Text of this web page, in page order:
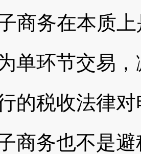
商务在本质
单环节交易
的税收法律
商务也不是